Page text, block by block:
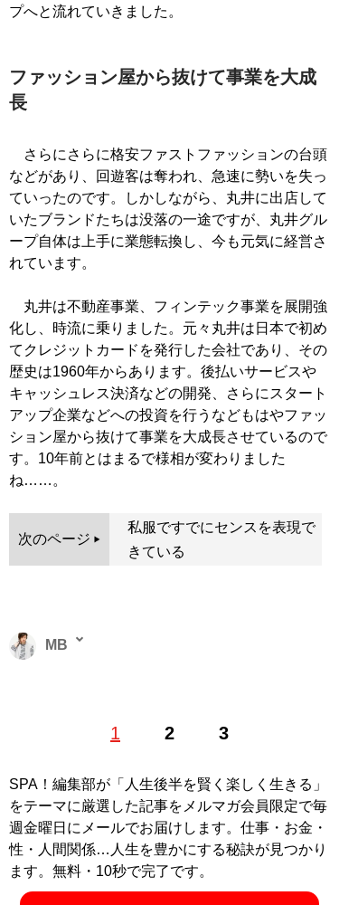
プへと流れていきました。
ファッション屋から抜けて事業を大成
長
さらにさらに格安ファストファッションの台頭
などがあり、回遊客は奪われ、急速に勢いを失っ
ていったのです。しかしながら、丸井に出店して
いたブランドたちは没落の一途ですが、丸井グル
ープ自体は上手に業態転換し、今も元気に経営さ
れています。
丸井は不動産事業、フィンテック事業を展開強
化し、時流に乗りました。元々丸井は日本で初め
てクレジットカードを発行した会社であり、その
歴史は1960年からあります。後払いサービスや
キャッシュレス決済などの開発、さらにスタート
アップ企業などへの投資を行うなどもはやファッ
ション屋から抜けて事業を大成長させているので
す。10年前とはまるで様相が変わりました
ね……。
次のページ
私服ですでにセンスを表現で
きている
1 2 3
MB
MBの偏愛ブランド図鑑
最速でおしゃれに見
『幸服論――人生は服で簡単に変えられる
』など関連書
籍が累計200万部を突破。ブログ「 Knower Mag現役メ
ンズバイヤーが伝えるオシャレになる方法」、ユーチュ
ーブ「 MBチャンネル」も話題に。年間の被服費は1000
万円超！ （Xアカウント: @MBKnowerMag ）
SPA！編集部が「人生後半を賢く楽しく生きる」
をテーマに厳選した記事をメルマガ会員限定で毎
週金曜日にメールでお届けします。仕事・お金・
性・人間関係…人生を豊かにする秘訣が見つかり
ます。無料・10秒で完了です。